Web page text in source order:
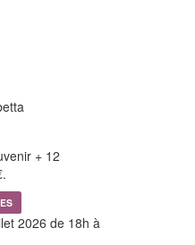
+ 12
2026 de 18h à